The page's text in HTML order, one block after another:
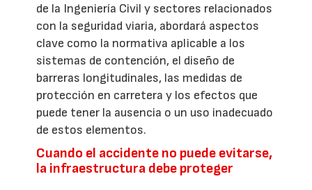
de la Ingeniería Civil y sectores relacionados
con la seguridad viaria, abordará aspectos
clave como la normativa aplicable a los
sistemas de contención, el diseño de
barreras longitudinales, las medidas de
protección en carretera y los efectos que
puede tener la ausencia o un uso inadecuado
de estos elementos.
Cuando el accidente no puede evitarse,
la infraestructura debe proteger